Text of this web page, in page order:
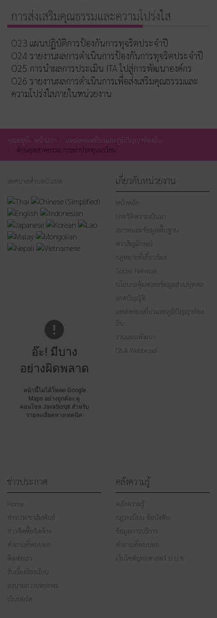
การส่งเสริมคุณธรรมและความโปร่งใส
O23 แผนปฏิบัติการป้องกันการทุจริตประจำปี
O24 รายงานผลการดำเนินการป้องกันการทุจริตประจำปี
O25 การนำผลการประเมิน ITA ไปสู่การพัฒนาองค์กร
O26 รายงานผลการดำเนินการเพื่อส่งเสริมคุณธรรมและ
ความโปร่งใสภายในหน่วยงาน
คุณอยู่ที่: หน้าแรก
แหล่งท่องเที่ยวและภูมิปัญญาท้องถิ่น
ด้านอุตสาหกรรม การทำประทุนเกวียน
เทศบาลตำบลบัวเชด
อ๊ะ! มีบาง
อย่างผิดพลาด
หน้านี้ไม่ได้โหลด Google
Maps อย่างถูกต้อง ดู
คอนโซล JavaScript สำหรับ
รายละเอียดทางเทคนิค
เกี่ยวกับหน่วยงาน
หน้าหลัก
ประวัติความเป็นมา
สภาพและข้อมูลพื้นฐาน
ตราสัญลักษณ์
กฎหมายที่เกี่ยวข้อง
Social Network
นโยบายคุ้มครองข้อมูลส่วนบุคคล
เทศบัญญัติ
แหล่งท่องเที่ยวและภูมิปัญญาท้อง
ถิ่น
งานแผนพัฒนา
Q&A Webbroad
ข่าวประกาศ
Home
ข่าวประชาสัมพันธ์
ข่าวจัดซื้อจัดจ้าง
คำถามที่พบบ่อย
ติดต่อเรา
รับเรื่องร้องเรียน
ลงนามถวายพระพร
เว็บบอร์ด
คลังความรู้
คลังความรู้
กฎระเบียบ ข้อบังคับ
ข้อมูลการบริการ
คำถามที่พบบ่อย
เว็บไซต์ยุทธศาสตร์ ป.ป.ช.